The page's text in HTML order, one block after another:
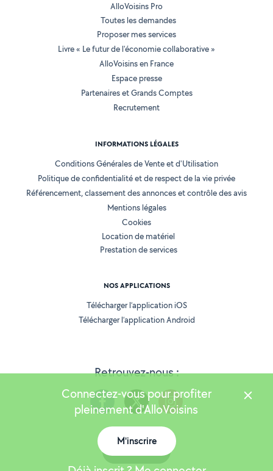
Retrouvez-nous :
AlloVoisins Pro
Toutes les demandes
Proposer mes services
Livre « Le futur de l'économie collaborative »
AlloVoisins en France
Espace presse
Partenaires et Grands Comptes
Recrutement
INFORMATIONS LÉGALES
Conditions Générales de Vente et d'Utilisation
Politique de confidentialité et de respect de la vie privée
Référencement, classement des annonces et contrôle des avis
Mentions légales
Cookies
Location de matériel
Prestation de services
NOS APPLICATIONS
Télécharger l’application iOS
Télécharger l’application Android
Version 25.6.0
Connectez-vous pour profiter
pleinement d'AlloVoisins
M'inscrire